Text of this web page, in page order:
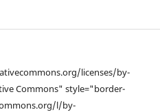
licenses/by-
Commons" style="border-
l/by-